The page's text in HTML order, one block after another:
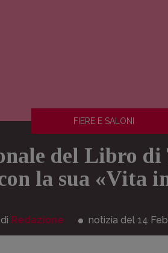
FIERE E SALONI
del Libro
la sua «Vita
di Redazione notizia del 14